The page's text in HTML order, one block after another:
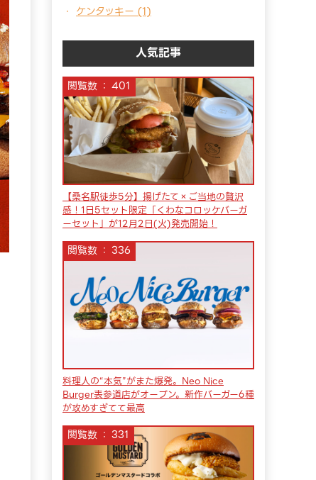
ケンタッキー (1)
人気記事
閲覧数 401
【桑名駅徒歩5分】揚げたて×ご当地の贅沢
感！1日5セット限定「くわなコロッケバーガ
ーセット」が12月2日(火)発売開始！
閲覧数 336
料理人の“本気”がまた爆発。Neo Nice
Burger表参道店がオープン。新作バーガー6種
が攻めすぎてて最高
閲覧数 331